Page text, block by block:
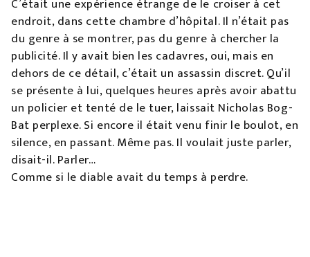
C’était une expérience étrange de le croiser à cet
endroit, dans cette chambre d’hôpital. Il n’était pas
du genre à se montrer, pas du genre à chercher la
publicité. Il y avait bien les cadavres, oui, mais en
dehors de ce détail, c’était un assassin discret. Qu’il
se présente à lui, quelques heures après avoir abattu
un policier et tenté de le tuer, laissait Nicholas Bog-
Bat perplexe. Si encore il était venu finir le boulot, en
silence, en passant. Même pas. Il voulait juste parler,
disait-il. Parler…
Comme si le diable avait du temps à perdre.